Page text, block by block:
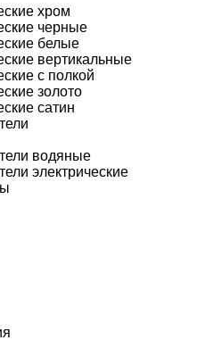
хром
черные
белые
вертикальные
с полкой
золото
сатин
водяные
электрические